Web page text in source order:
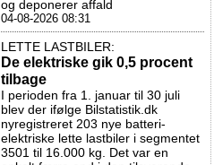
og deponerer affald
04-08-2026 08:31
LETTE LASTBILER:
De elektriske gik 0,5 procent
tilbage
I perioden fra 1. januar til 30 juli
blev der ifølge Bilstatistik.dk
nyregistreret 203 nye batteri-
elektriske lette lastbiler i segmentet
3501 til 16.000 kg. Det var en